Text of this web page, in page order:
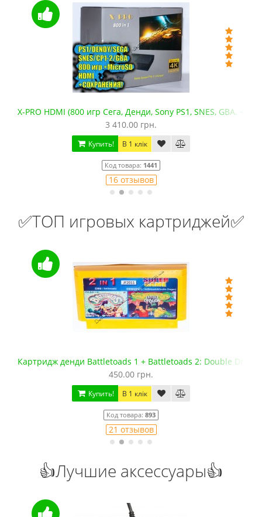
X-PRO HDMI (800 игр Сега, Денди, Sony PS1, SNES, GBA.
3 410.00 грн.
Купить! В 1 клік
Код товара: 1441
16 отзывов
✅ТОП игровых картриджей✅
Картридж денди Battletoads 1 + Battletoads 2: Double
450.00 грн.
Купить! В 1 клік
Код товара: 893
21 отзывов
👍Лучшие аксессуары👍